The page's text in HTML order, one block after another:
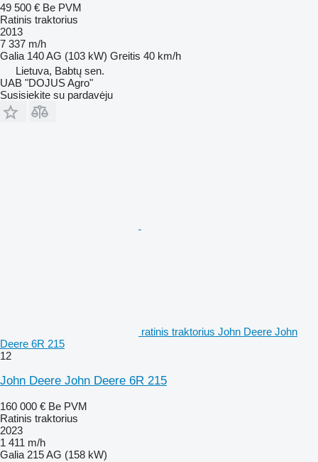
49 500 € Be PVM
Ratinis traktorius
2013
7 337 m/h
Galia 140 AG (103 kW) Greitis 40 km/h
Lietuva, Babtų sen.
UAB "DOJUS Agro"
Susisiekite su pardavėju
ratinis traktorius John Deere John
Deere 6R 215
12
John Deere John Deere 6R 215
160 000 € Be PVM
Ratinis traktorius
2023
1 411 m/h
Galia 215 AG (158 kW)